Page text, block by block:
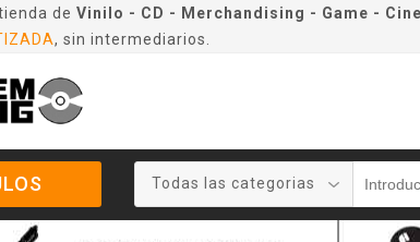
de Vinilo - CD - Merchandising - Game -
, sin intermediarios.
Todas las categorias